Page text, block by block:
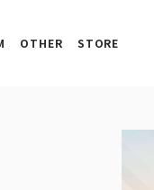
OTHER STORE